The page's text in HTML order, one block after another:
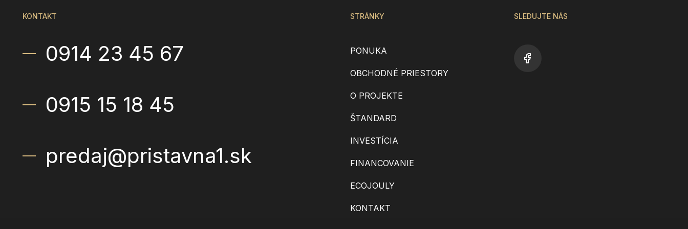
KONTAKT
0914 23 45 67
0915 15 18 45
predaj@pristavna1.sk
STRÁNKY
PONUKA
OBCHODNÉ PRIESTORY
O PROJEKTE
ŠTANDARD
INVESTÍCIA
FINANCOVANIE
ECOJOULY
KONTAKT
SLEDUJTE NÁS